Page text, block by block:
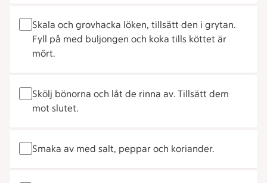
Skala och grovhacka löken, tillsätt den i grytan.
Fyll på med buljongen och koka tills köttet är
mört.
Skölj bönorna och låt de rinna av. Tillsätt dem
mot slutet.
Smaka av med salt, peppar och koriander.